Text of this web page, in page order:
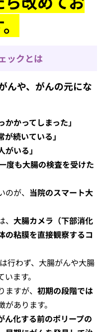
ックとは
んや、がんの元にな
かかってしまった」
が続いている」
がいる」
度も大腸の検査を受けた
が、 当院のスマート大
大腸カメラ（下部消化
の粘膜を直接観察するコ
行わず、大腸がんや大腸
ます。
ますが、 初期の段階では
があります。
ん化する前のポリープの